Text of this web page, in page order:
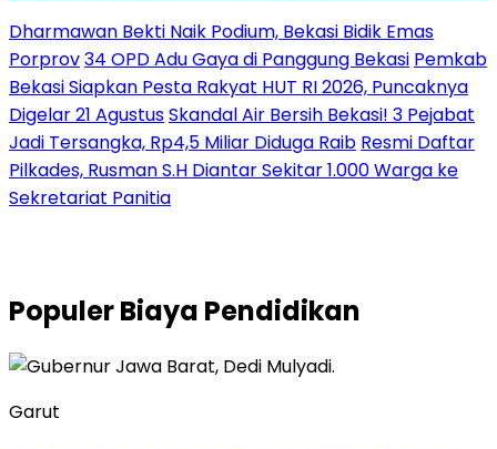
Dharmawan Bekti Naik Podium, Bekasi Bidik Emas
Porprov34 OPD Adu Gaya di Panggung Bekasi Pemkab
Bekasi Siapkan Pesta Rakyat HUT RI 2026, Puncaknya
Digelar 21 AgustusSkandal Air Bersih Bekasi! 3 Pejabat
Jadi Tersangka, Rp4,5 Miliar Diduga Raib Resmi Daftar
Pilkades, Rusman S.H Diantar Sekitar 1.000 Warga ke
Sekretariat Panitia
PopulerBiaya Pendidikan
Garut